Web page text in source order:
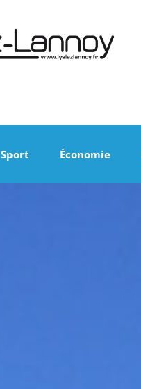
Sport Économie